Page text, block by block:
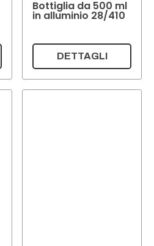
Bottiglia da 500 ml
in alluminio 28/410
DETTAGLI